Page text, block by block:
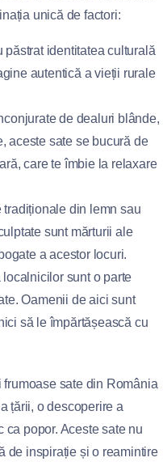
unică de factori:
păstrat identitatea culturală
autentică a vieții rurale
de dealuri blânde,
aceste sate se bucură de
care te îmbie la relaxare
tradiționale din lemn sau
sunt mărturii ale
a acestor locuri.
sunt o parte
Oamenii de aici sunt
să le împărtășească cu
sate din România
țării, o descoperire a
popor. Aceste sate nu
de inspirație și o reamintire